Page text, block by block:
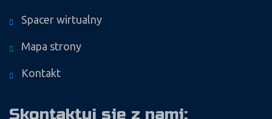
Spacer wirtualny
Mapa strony
Kontakt
Skontaktuj się z nami: